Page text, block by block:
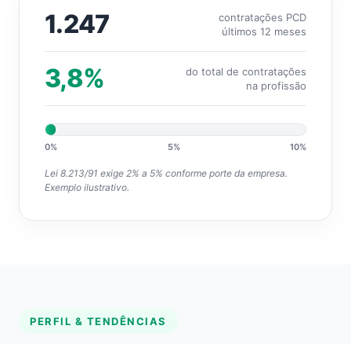
1.247
contratações PCD
últimos 12 meses
3,8%
do total de contratações
na profissão
0% 5% 10%
Lei 8.213/91 exige 2% a 5% conforme porte da empresa.
Exemplo ilustrativo.
PERFIL & TENDÊNCIAS